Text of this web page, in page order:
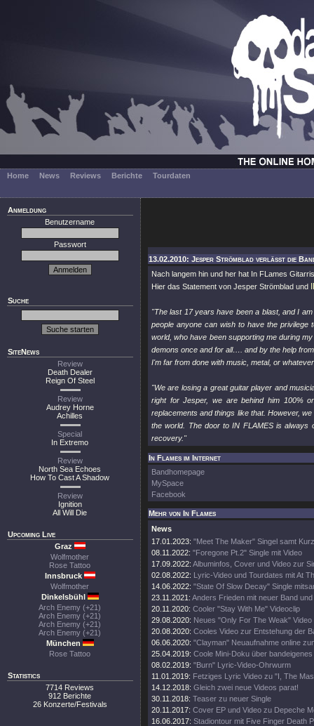
Home News Reviews Berichte Tourdaten
Anmeldung
Benutzername
Passwort
Suche
SiteNews
Review
Death Dealer
Reign Of Steel
Review
Audrey Horne
Achilles
Special
In Extremo
Review
North Sea Echoes
How To Cast A Shadow
Review
Ignition
All Will Die
Upcoming Live
Graz
Wolfmother
Rose Tattoo
Innsbruck
Wolfmother
Dinkelsbühl
Arch Enemy (+21)
Arch Enemy (+21)
Arch Enemy (+21)
Arch Enemy (+21)
München
Rose Tattoo
Statistics
7714 Reviews
912 Berichte
26 Konzerte/Festivals
13.02.2010: Jesper Strömblad verläßt die
Nach langem hin und her hat In FLames
Hier das Statement von Jesper Strömblad und
"The last 17 years have been a blast, and I
people anyone can wish to have the
world, who have been supporting me during
demons once and for all…. and by the help
I'm far from done with music, metal, or
"We are losing a great guitar player and
right for Jesper, we are behind him 100%
replacements and things like that. However,
the world. The door to IN FLAMES is
recovery."
In Flames im Internet
Bandhomepage
MySpace
Facebook
Mehr von In Flames
News
17.01.2023: "Meet The Maker" Singel samt
08.11.2022: "Foregone Pt.2" Single mit Video
17.09.2022: Albuminfos, Cover und Video zur
02.08.2022: Lyric-Video und Tourdates mit At
14.06.2022: "State Of Slow Decay" Single
23.11.2021: Anders Frieden mit neuer Band und
20.11.2020: Cooler "Stay With Me" Videoclip
29.08.2020: Neues "Only For The Weak" Video
20.08.2020: Cooles Video zur Entstehung der
06.06.2020: "Clayman" Neuaufnahme online
25.04.2019: Coole Mini-Doku über
08.02.2019: "Burn" Lyric-Video-Ohrwurm
11.01.2019: Fetziges Lyric Video zu "I, The
14.12.2018: Gleich zwei neue Videos parat!
30.11.2018: Teaser zu neuer Single
20.11.2017: Cover EP und Video zu Depeche
16.06.2017: Stadiontour mit Five Finger Death